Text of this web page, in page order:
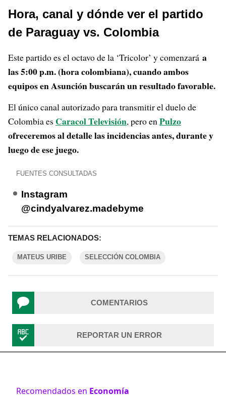
Hora, canal y dónde ver el partido
de Paraguay vs. Colombia
Este partido es el octavo de la ‘Tricolor’ y comenzará a
las 5:00 p.m. (hora colombiana), cuando ambos
equipos en Asunción buscarán un resultado favorable.
El único canal autorizado para transmitir el duelo de
Colombia es Caracol Televisión, pero en Pulzo
ofreceremos al detalle las incidencias antes, durante y
luego de ese juego.
FUENTES CONSULTADAS
Instagram
@cindyalvarez.madebyme
TEMAS RELACIONADOS:
MATEUS URIBE SELECCIÓN COLOMBIA
COMENTARIOS
REPORTAR UN ERROR
Recomendados en Economía